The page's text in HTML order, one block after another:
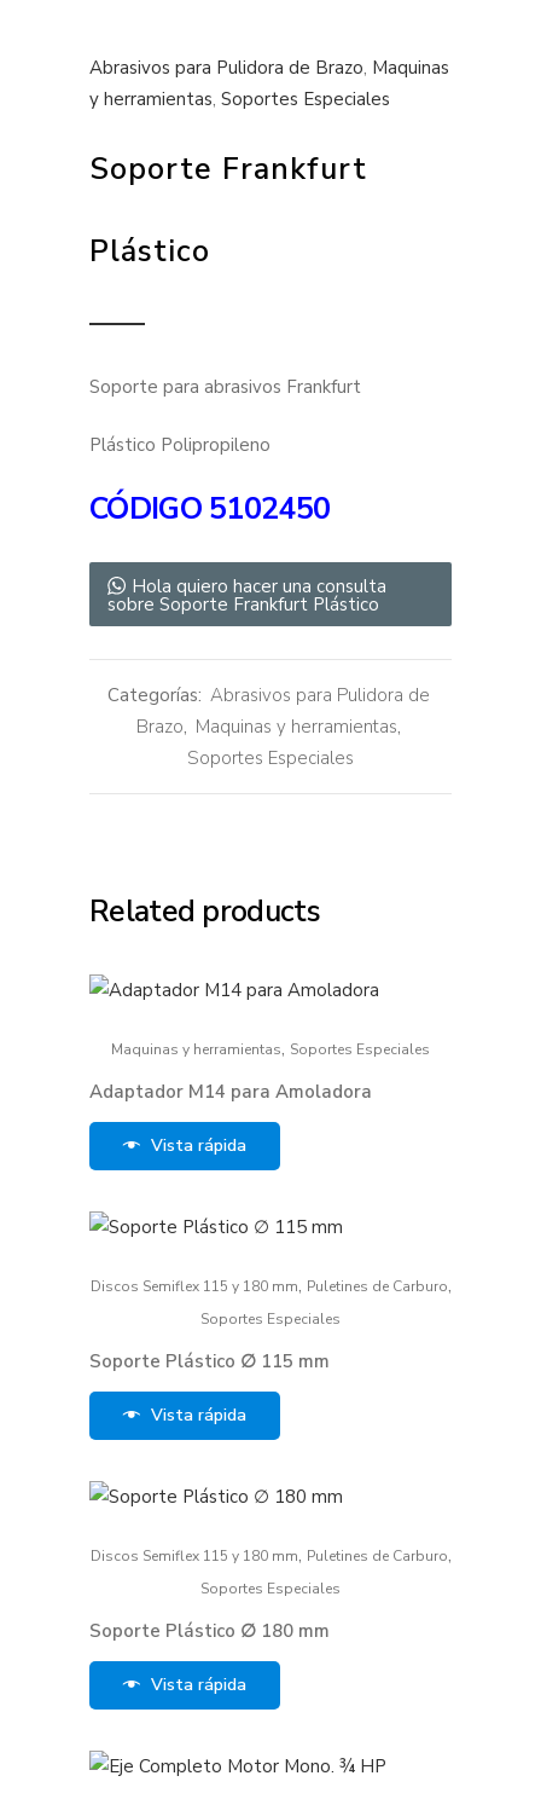
Abrasivos para Pulidora de Brazo, Maquinas
y herramientas, Soportes Especiales
Soporte Frankfurt
Plástico
Soporte para abrasivos Frankfurt
Plástico Polipropileno
CÓDIGO5102450
Hola quiero hacer una consulta
sobre Soporte Frankfurt Plástico
Categorías: Abrasivos para Pulidora de
Brazo, Maquinas y herramientas,
Soportes Especiales
Related products
Maquinas y herramientas, Soportes Especiales
Adaptador M14 para Amoladora
Vista rápida
Discos Semiflex 115 y 180 mm, Puletines de Carburo,
Soportes Especiales
Soporte Plástico ∅ 115 mm
Vista rápida
Discos Semiflex 115 y 180 mm, Puletines de Carburo,
Soportes Especiales
Soporte Plástico ∅ 180 mm
Vista rápida